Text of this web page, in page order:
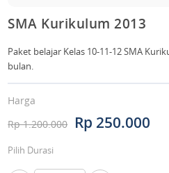
SMA Kurikulum 2013
Paket belajar Kelas 10-11-12 SMA
bulan.
Harga
Rp 1.200.000
Rp 250.000
Pilih Durasi